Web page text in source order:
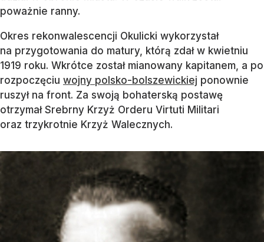
poważnie ranny.
Okres rekonwalescencji Okulicki wykorzystał
na przygotowania do matury, którą zdał w kwietniu
1919 roku. Wkrótce został mianowany kapitanem, a po
rozpoczęciu wojny polsko-bolszewickiej ponownie
ruszył na front. Za swoją bohaterską postawę
otrzymał Srebrny Krzyż Orderu Virtuti Militari
oraz trzykrotnie Krzyż Walecznych.